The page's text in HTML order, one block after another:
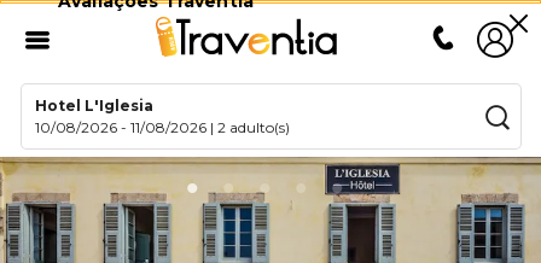
Hotel L'Iglesia
10/08/2026 -11/08/2026 |2 adulto(s)